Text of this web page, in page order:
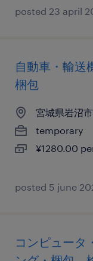
posted 23 april
自動車・輸送
梱包
宮城県岩沼
temporary
¥1280.00
posted 5 june
コンピュータ